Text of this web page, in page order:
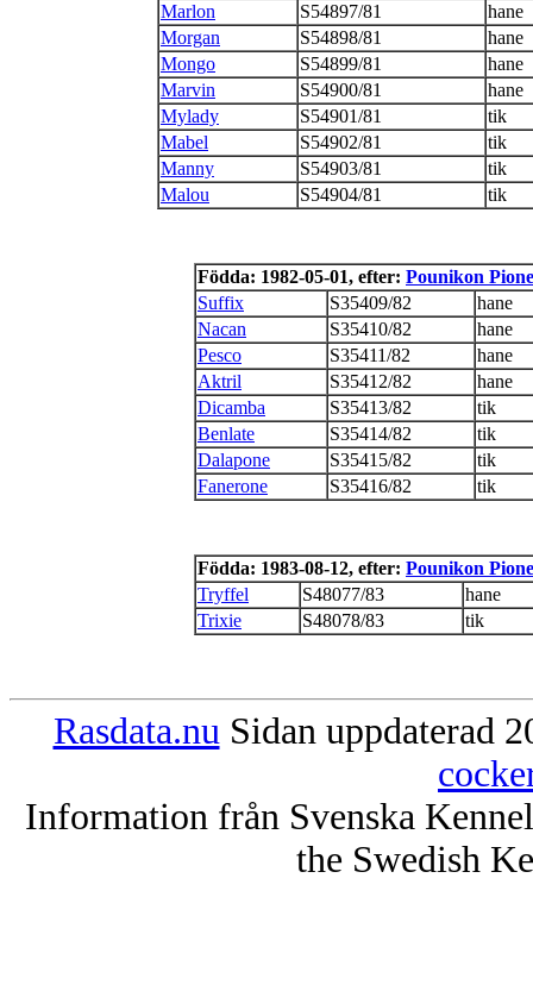
Marlon
S54897/81
hane
Morgan
S54898/81
hane
Mongo
S54899/81
hane
Marvin
S54900/81
hane
Mylady
S54901/81
tik
Mabel
S54902/81
tik
Manny
S54903/81
tik
Malou
S54904/81 tik
Födda: 1982-05-01, efter: Pounikon
Suffix
S35409/82
hane
Nacan
S35410/82
hane
Pesco
S35411/82
hane
Aktril
S35412/82
hane
Dicamba
S35413/82
tik
Benlate
S35414/82
tik
Dalapone
S35415/82
tik
Fanerone
S35416/82 tik
Födda: 1983-08-12, efter: Pounikon
Tryffel
S48077/83
hane
Trixie
S48078/83 tik
Rasdata.nu Sidan uppdaterad
Information från Svenska
the Swedish